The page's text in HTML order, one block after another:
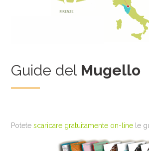
Guide del Mugello
Potetescaricare gratuitamente on-line le